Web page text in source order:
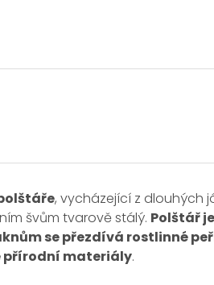
, vycházející z dlouhých
švům tvarově stálý. Polštář
se přezdívá rostlinné
přírodní materiály.